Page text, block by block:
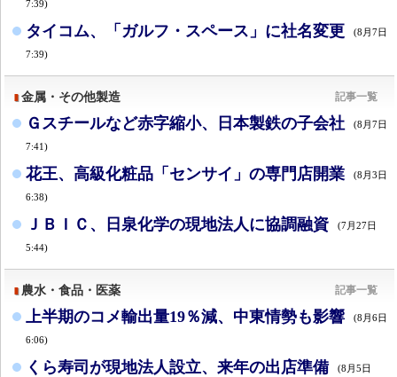
7:39)
タイコム、「ガルフ・スペース」に社名変更 (8月7日
7:39)
金属・その他製造 記事一覧
Ｇスチールなど赤字縮小、日本製鉄の子会社 (8月7日
7:41)
花王、高級化粧品「センサイ」の専門店開業 (8月3日
6:38)
ＪＢＩＣ、日泉化学の現地法人に協調融資 (7月27日
5:44)
農水・食品・医薬 記事一覧
上半期のコメ輸出量19％減、中東情勢も影響 (8月6日
6:06)
くら寿司が現地法人設立、来年の出店準備 (8月5日